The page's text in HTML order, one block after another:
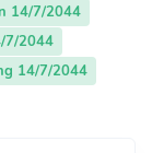
14/7/2044
7/2044
14/7/2044